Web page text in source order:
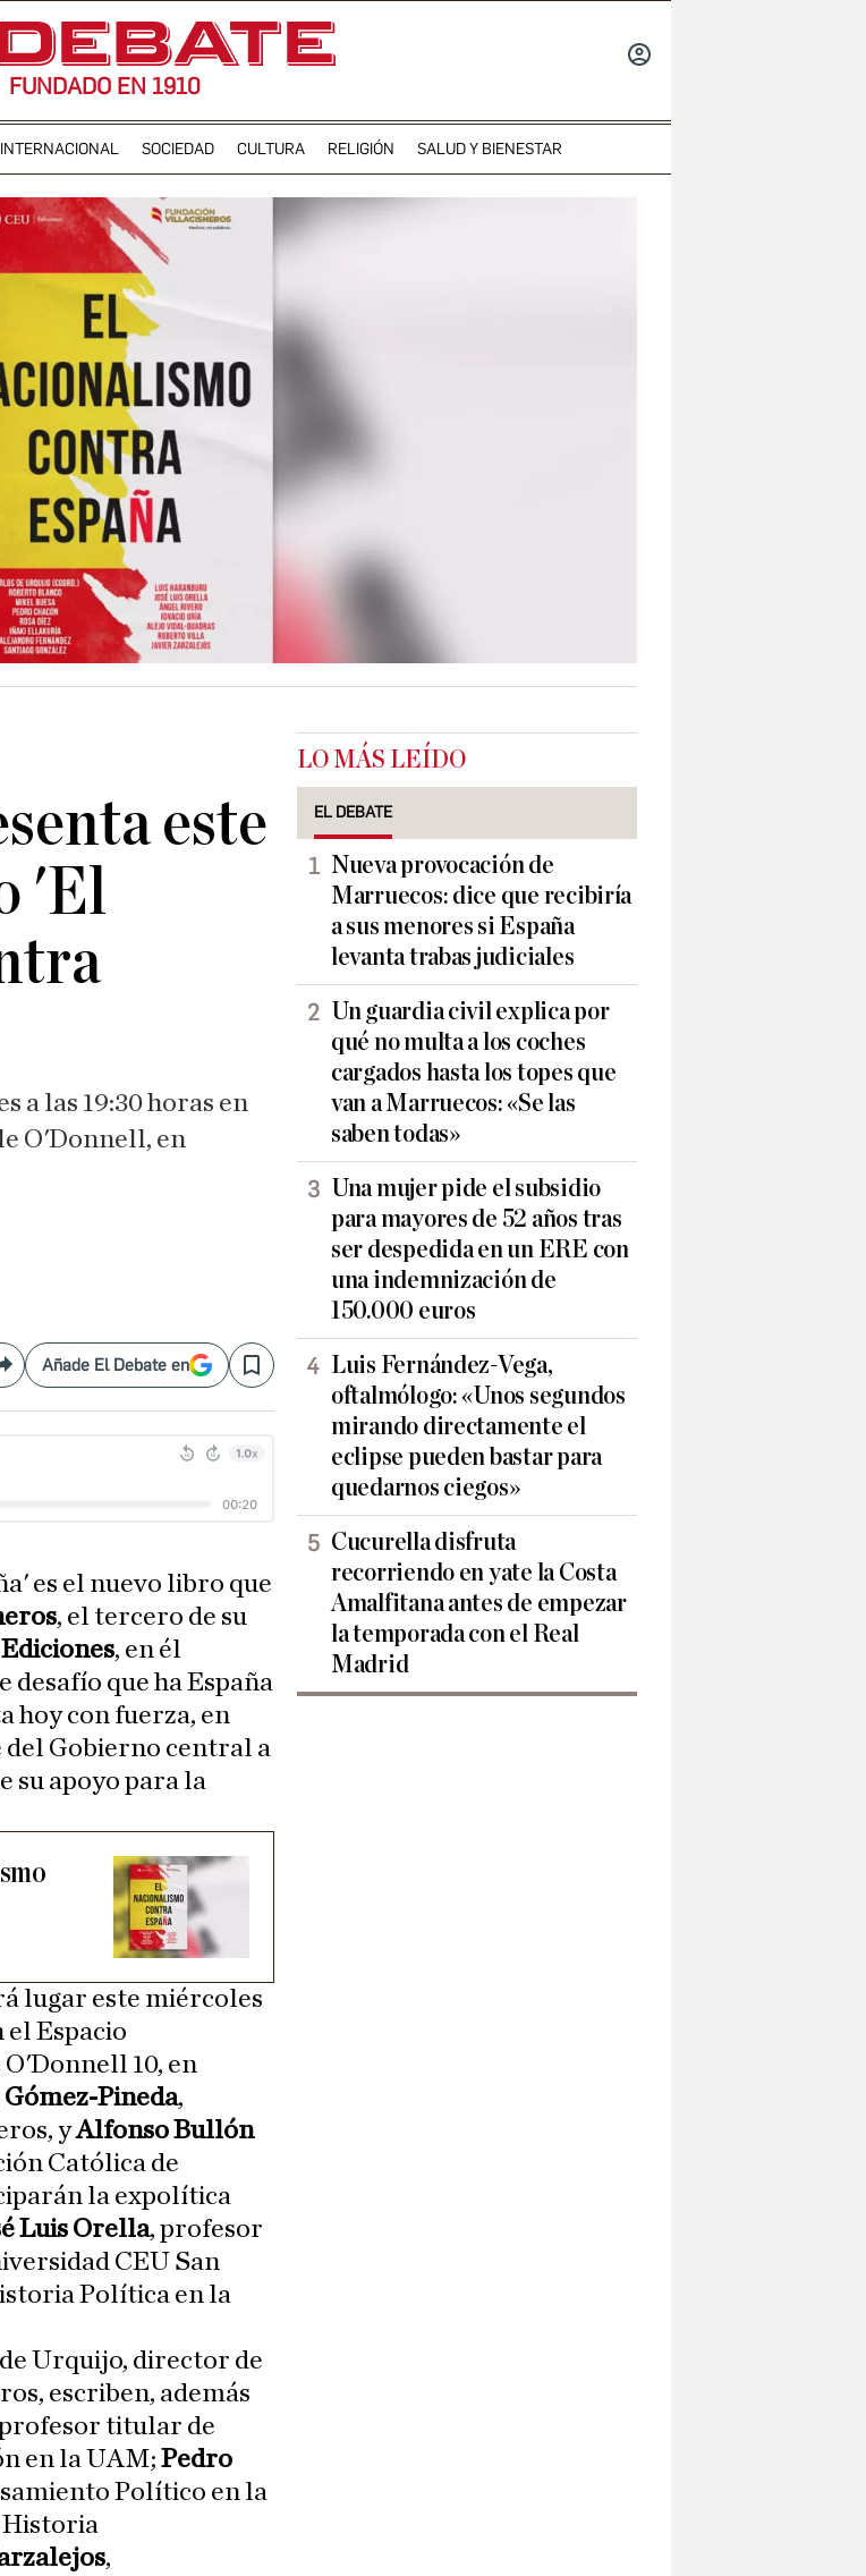
FUNDADO EN 1910
INTERNACIONAL SOCIEDAD CULTURA RELIGIÓN SALUD Y BIENESTAR
este
'El
a las 19:30 horas en
O'Donnell, en
CompartirAñade El Debate en Save
es el nuevo libro que
, el tercero de su
, en él
que ha España
hoy con fuerza, en
del Gobierno central a
su apoyo para la
lugar este miércoles
el Espacio
10, en
Pineda,
yAlfonso Bullón
Católica de
la expolítica
Luis Orella, profesor
CEU San
Política en la
Urquijo, director de
escriben, además
titular de
en la UAM; Pedro
Político en la
Historia
,
LO MÁS LEÍDO
EL DEBATE
Nueva provocación de
Marruecos: dice que recibiría
a sus menores si España
levanta trabas judiciales
Un guardia civil explica por
qué no multa a los coches
cargados hasta los topes que
van a Marruecos: «Se las
saben todas»
Una mujer pide el subsidio
para mayores de 52 años tras
ser despedida en un ERE con
una indemnización de
150.000 euros
Luis Fernández-Vega,
oftalmólogo: «Unos segundos
mirando directamente el
eclipse pueden bastar para
quedarnos ciegos»
Cucurella disfruta
recorriendo en yate la Costa
Amalfitana antes de empezar
la temporada con el Real
Madrid